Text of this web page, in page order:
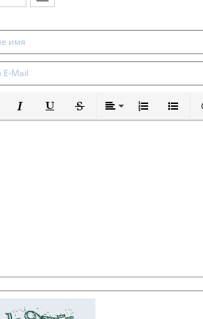
КурсивПодчеркнутый
ЗачеркнутыйВыравнивание